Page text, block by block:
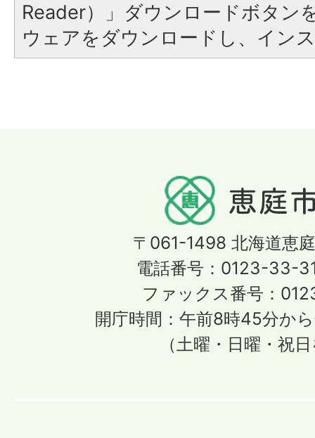
Reader）」ダウンロードボタン
ウェアをダウンロードし、イン
〒061-1498 北海道恵
電話番号：0123-33-
ファックス番号：
開庁時間：午前8時45分か
（土曜・日曜・祝